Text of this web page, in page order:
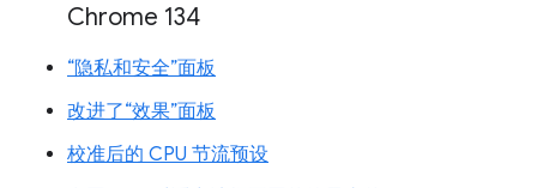
Chrome 134
“隐私和安全”面板
改进了“效果”面板
校准后的 CPU 节流预设